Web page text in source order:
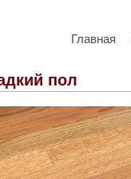
Главная
пол